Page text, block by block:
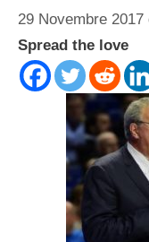
29 Novembre 2017
Spread the love